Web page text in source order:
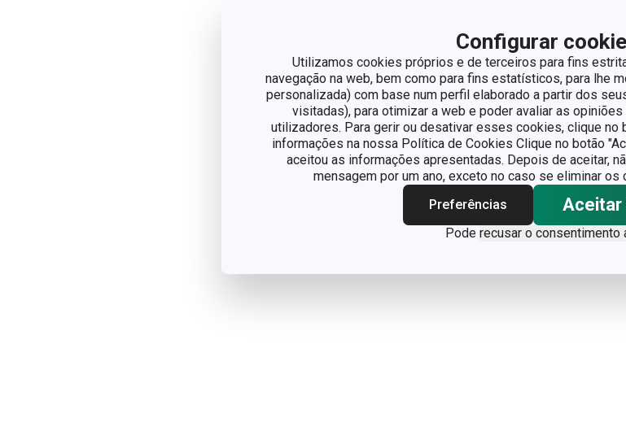
Configurar
Utilizamos cookies próprios e de terceiros para fins
navegação na web, bem como para fins estatísticos, para lhe
personalizada) com base num perfil elaborado a partir dos
visitadas), para otimizar a web e poder avaliar as
utilizadores. Para gerir ou desativar esses cookies, clique no
informações na nossa Política de Cookies Clique no botão
aceitou as informações apresentadas. Depois de aceitar,
mensagem por um ano, exceto no caso se eliminar
Preferências
Aceitar
Pode recusar o consentimento